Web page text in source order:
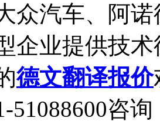
众汽车、阿
企业提供技
德文翻译报价
51088600咨询